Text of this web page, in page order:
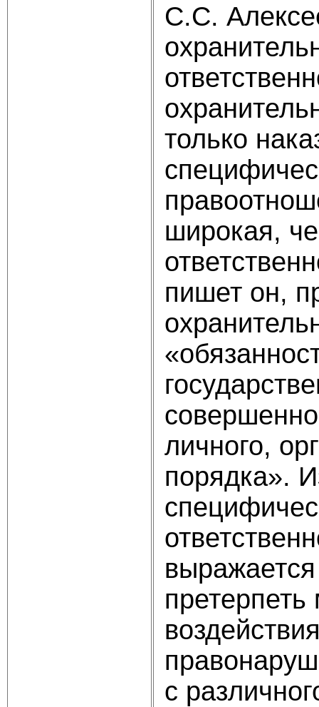
С.С.
только
широкая,
пишет он,
личного,
порядка».
выражается
претерпеть
с